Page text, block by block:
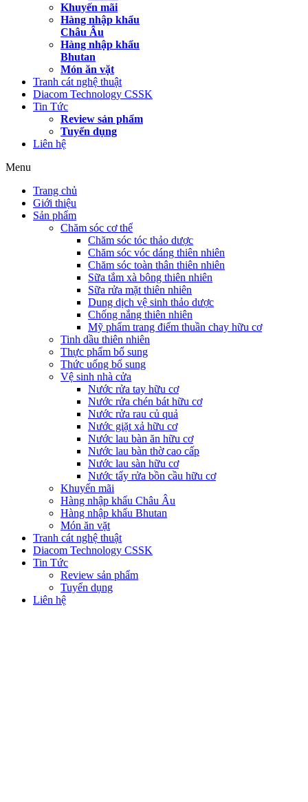
Khuyến mãi
Hàng nhập khẩu
Châu Âu
Hàng nhập khẩu
Bhutan
Món ăn vặt
Tranh cát nghệ thuật
Diacom Technology CSSK
Tin Tức
Review sản phẩm
Tuyển dụng
Liên hệ
Menu
Trang chủ
Giới thiệu
Sản phẩm
Chăm sóc cơ thể
Chăm sóc tóc thảo dược
Chăm sóc vóc dáng thiên nhiên
Chăm sóc toàn thân thiên nhiên
Sữa tắm xà bông thiên nhiên
Sữa rửa mặt thiên nhiên
Dung dịch vệ sinh thảo dược
Chống nắng thiên nhiên
Mỹ phẩm trang điểm thuần chay hữu cơ
Tinh dầu thiên nhiên
Thực phẩm bổ sung
Thức uống bổ sung
Vệ sinh nhà cửa
Nước rửa tay hữu cơ
Nước rửa chén bát hữu cơ
Nước rửa rau củ quả
Nước giặt xả hữu cơ
Nước lau bàn ăn hữu cơ
Nước lau bàn thờ cao cấp
Nước lau sàn hữu cơ
Nước tẩy rửa bồn cầu hữu cơ
Khuyến mãi
Hàng nhập khẩu Châu Âu
Hàng nhập khẩu Bhutan
Món ăn vặt
Tranh cát nghệ thuật
Diacom Technology CSSK
Tin Tức
Review sản phẩm
Tuyển dụng
Liên hệ